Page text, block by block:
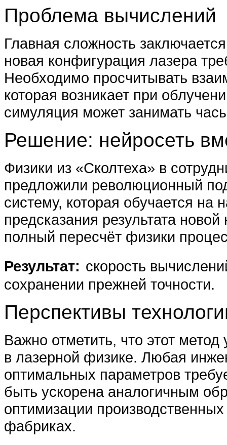
Проблема вычислений
Главная сложность
новая конфигурация лазера
Необходимо просчитывать
которая возникает при
симуляция может занимать
Решение: нейросеть
Физики из «Сколтеха» в
предложили революционный
систему, которая обучается
предсказания результата
полный пересчёт физики
Результат: скорость
сохранении прежней точности.
Перспективы
Важно отметить, что этот
в лазерной физике. Любая
оптимальных параметров
быть ускорена аналогичным
оптимизации
фабриках.